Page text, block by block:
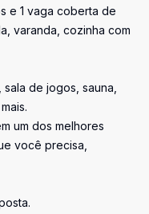
e 1 vaga coberta de
varanda, cozinha com
de jogos, sauna,
um dos melhores
você precisa,